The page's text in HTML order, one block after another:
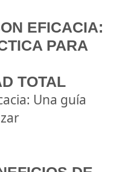
EFICACIA:
PARA
TOTAL
Una guía